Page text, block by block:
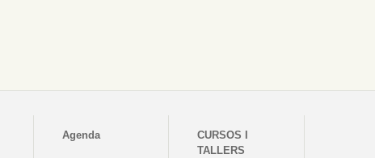
Agenda
CURSOS I
TALLERS